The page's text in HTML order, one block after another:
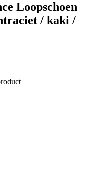
Loopschoen
/ kaki /